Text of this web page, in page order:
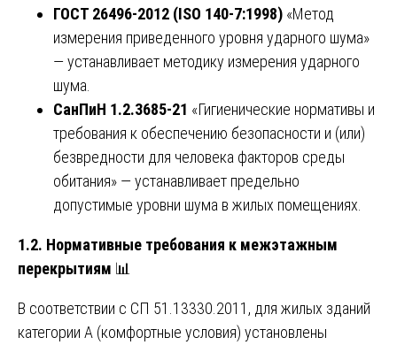
ГОСТ 26496-2012 (ISO 140-7:1998) «Метод
измерения приведенного уровня ударного шума»
— устанавливает методику измерения ударного
шума.
СанПиН 1.2.3685-21 «Гигиенические нормативы и
требования к обеспечению безопасности и (или)
безвредности для человека факторов среды
обитания» — устанавливает предельно
допустимые уровни шума в жилых помещениях.
1.2. Нормативные требования к межэтажным
перекрытиям 📊
В соответствии с СП 51.13330.2011, для жилых зданий
категории А (комфортные условия) установлены